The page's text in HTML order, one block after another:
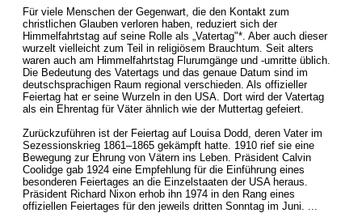
Für viele Menschen der Gegenwart, die den Kontakt zum
christlichen Glauben verloren haben, reduziert sich der
Himmelfahrtstag auf seine Rolle als „Vatertag"*. Aber auch dieser
wurzelt vielleicht zum Teil in religiösem Brauchtum. Seit alters
waren auch am Himmelfahrtstag Flurumgänge und -umritte üblich.
Die Bedeutung des Vatertags und das genaue Datum sind im
deutschsprachigen Raum regional verschieden. Als offizieller
Feiertag hat er seine Wurzeln in den USA. Dort wird der Vatertag
als ein Ehrentag für Väter ähnlich wie der Muttertag gefeiert.
Zurückzuführen ist der Feiertag auf Louisa Dodd, deren Vater im
Sezessionskrieg 1861–1865 gekämpft hatte. 1910 rief sie eine
Bewegung zur Ehrung von Vätern ins Leben. Präsident Calvin
Coolidge gab 1924 eine Empfehlung für die Einführung eines
besonderen Feiertages an die Einzelstaaten der USA heraus.
Präsident Richard Nixon erhob ihn 1974 in den Rang eines
offiziellen Feiertages für den jeweils dritten Sonntag im Juni. ...